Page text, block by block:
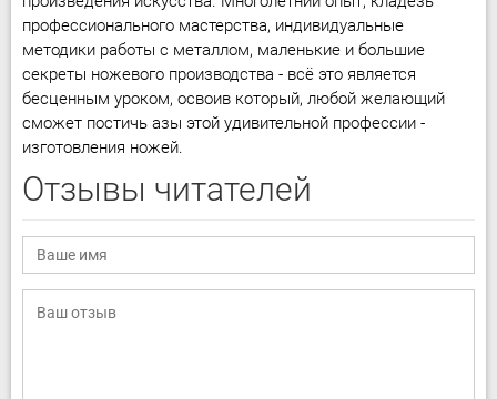
профессионального мастерства, индивидуальные
методики работы с металлом, маленькие и большие
секреты ножевого производства - всё это является
бесценным уроком, освоив который, любой желающий
сможет постичь азы этой удивительной профессии -
изготовления ножей.
Отзывы читателей